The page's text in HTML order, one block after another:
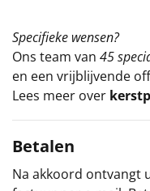
Specifieke wensen?
Ons team van 45
en een vrijblijvende
Lees meer over
Betalen
Na akkoord ontvangt